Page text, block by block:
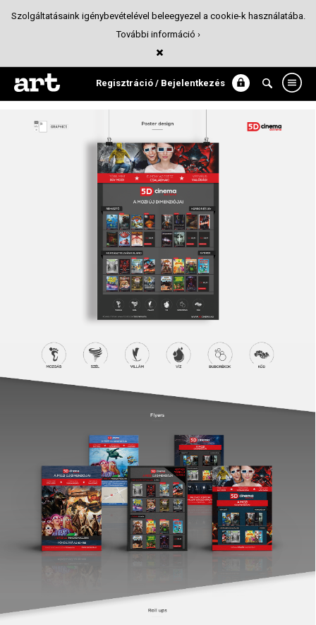
Regisztráció / Bejelentkezés
Graphic Designs / 5D Cinema Extreme
Tervezőgrafika
Szolgáltatásaink igénybevételével beleegyezel a cookie-k használatába.
További információ ›